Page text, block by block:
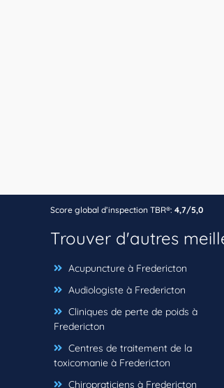
Score global d’inspection TBR®: 4,7/5,0
Trouver d'autres
Acupuncture à Fredericton
Audiologiste à Fredericton
Cliniques de perte de poids à
Fredericton
Centres de traitement de la
toxicomanie à Fredericton
Chiropraticiens à Fredericton